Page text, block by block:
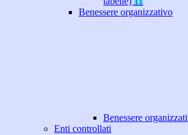
Benessere organizzativo
Benessere
Enti controllati